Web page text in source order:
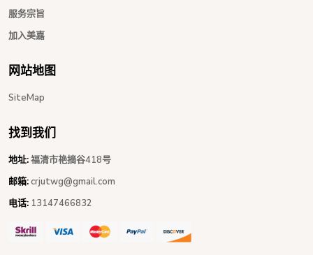
服务宗旨
加入美嘉
网站地图
SiteMap
找到我们
地址:福清市艳摘谷418号
邮箱:crjutwg@gmail.com
电话: 13147466832